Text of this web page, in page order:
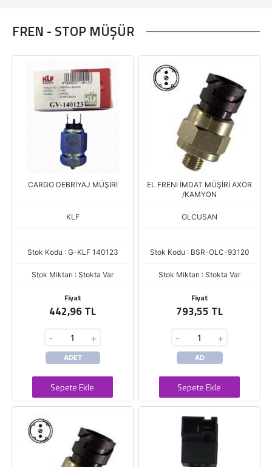
FREN - STOP MÜŞÜR
CARGO DEBRİYAJ MÜŞİRİ
KLF
Stok Kodu : G-KLF 140123
Stok Miktarı : Stokta Var
Fiyat
442,96 TL
- +
ADET
Sepete Ekle
EL FRENİ İMDAT MÜŞİRİ AXOR
/KAMYON
OLCUSAN
Stok Kodu : BSR-OLC-93120
Stok Miktarı : Stokta Var
Fiyat
793,55 TL
- +
AD
Sepete Ekle